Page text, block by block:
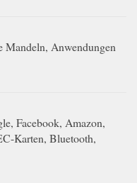
Mandeln, Anwendungen
Facebook, Amazon,
Karten, Bluetooth,